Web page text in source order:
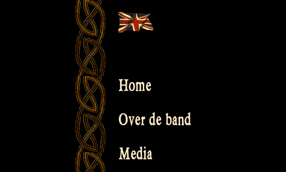
to
Home
Over de band
Media